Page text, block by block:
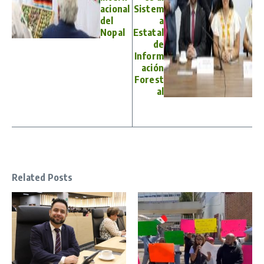
acional
del
Nopal
Sistem
a
Estatal
de
Inform
ación
Forest
al
Related Posts